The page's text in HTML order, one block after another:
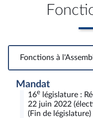
Fonctions àFonctions
Mandat
16e législature :
22 juin 2022
(Fin de législature)